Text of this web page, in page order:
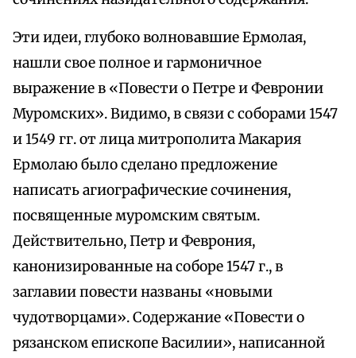
Эти идеи, глубоко волновавшие Ермолая,
нашли свое полное и гармоничное
выражение в «Повести о Петре и Февронии
Муромских». Видимо, в связи с соборами 1547
и 1549 гг. от лица митрополита Макария
Ермолаю было сделано предложение
написать агиографические сочинения,
посвященные муромским святым.
Действительно, Петр и Феврония,
канонизированные на соборе 1547 г., в
заглавии повести названы «новыми
чудотворцами». Содержание «Повести о
рязанском епископе Василии», написанной